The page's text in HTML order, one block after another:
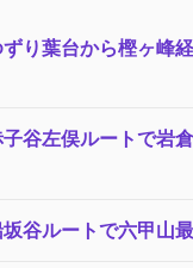
り葉台から樫ヶ峰
谷左俣ルートで岩
谷ルートで六甲山